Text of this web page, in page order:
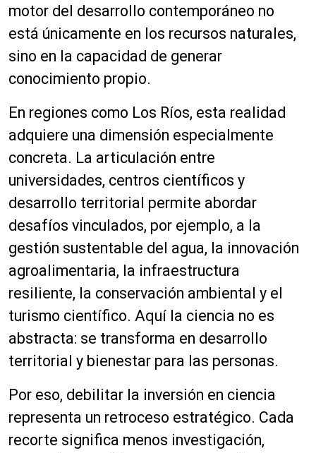
motor del desarrollo contemporáneo no
está únicamente en los recursos naturales,
sino en la capacidad de generar
conocimiento propio.
En regiones como Los Ríos, esta realidad
adquiere una dimensión especialmente
concreta. La articulación entre
universidades, centros científicos y
desarrollo territorial permite abordar
desafíos vinculados, por ejemplo, a la
gestión sustentable del agua, la innovación
agroalimentaria, la infraestructura
resiliente, la conservación ambiental y el
turismo científico. Aquí la ciencia no es
abstracta: se transforma en desarrollo
territorial y bienestar para las personas.
Por eso, debilitar la inversión en ciencia
representa un retroceso estratégico. Cada
recorte significa menos investigación,